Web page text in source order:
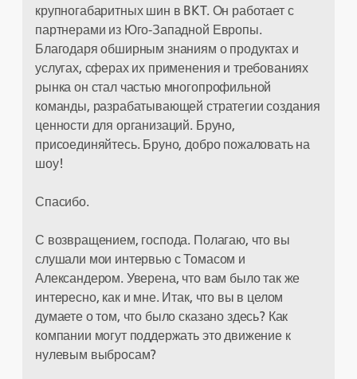
крупногабаритных шин в BKT. Он работает с
партнерами из Юго-Западной Европы.
Благодаря обширным знаниям о продуктах и
услугах, сферах их применения и требованиях
рынка он стал частью многопрофильной
команды, разрабатывающей стратегии создания
ценности для организаций. Бруно,
присоединяйтесь. Бруно, добро пожаловать на
шоу!
Спасибо.
С возвращением, господа. Полагаю, что вы
слушали мои интервью с Томасом и
Александером. Уверена, что вам было так же
интересно, как и мне. Итак, что вы в целом
думаете о том, что было сказано здесь? Как
компании могут поддержать это движение к
нулевым выбросам?